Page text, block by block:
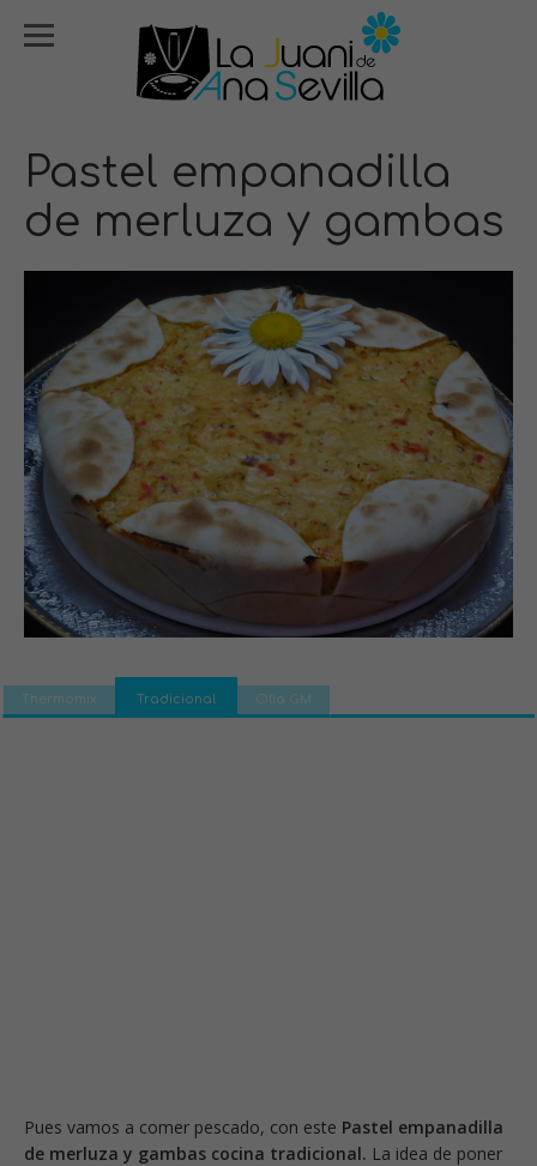
Pastel empanadilla
de merluza y gambas
Thermomix Tradicional Olla GM
Pues vamos a comer pescado, con este Pastel empanadilla
de merluza y gambas cocina tradicional. La idea de poner